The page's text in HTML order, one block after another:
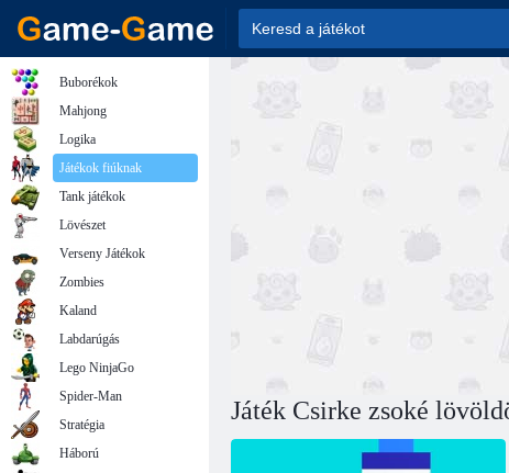
Játék Csirke zsoké
Buborékok
Mahjong
Logika
Játékok fiúknak
Tank játékok
Lövészet
Verseny Játékok
Zombies
Kaland
Labdarúgás
Lego NinjaGo
Spider-Man
Stratégia
Háború